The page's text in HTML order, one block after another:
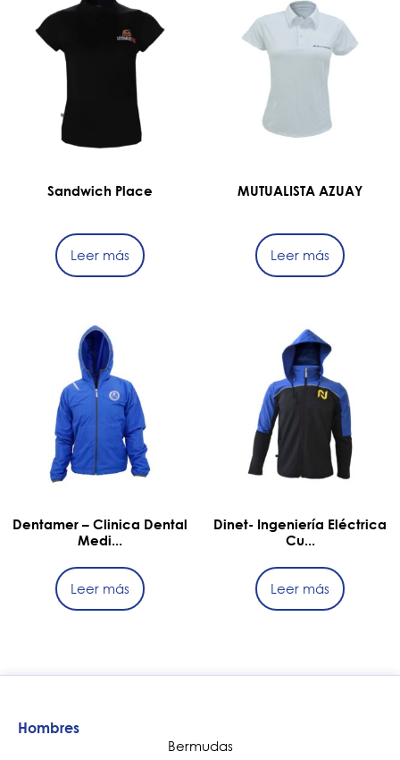
Sandwich Place
Leer más
MUTUALISTA AZUAY
Leer más
Dentamer – Clinica Dental
Medi...
Leer más
Dinet- Ingeniería Eléctrica
Cu...
Leer más
Hombres
Bermudas